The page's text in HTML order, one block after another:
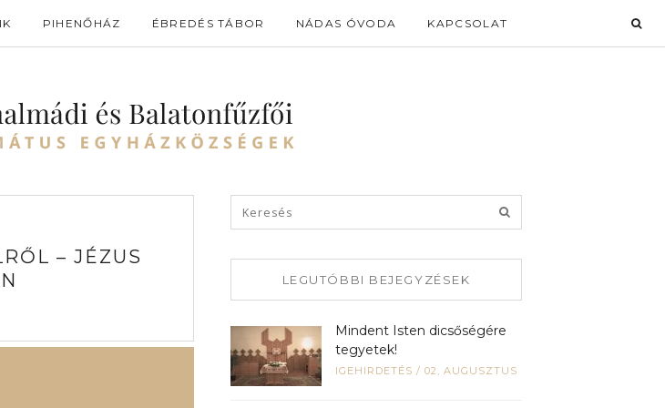
PIHENŐHÁZ ÉBREDÉS TÁBOR NÁDAS ÓVODA KAPCSOLAT
– JÉZUS
LEGUTÓBBI BEJEGYZÉSEK
Mindent Isten dicsőségére
tegyetek!
IGEHIRDETÉS / 02, AUGUSZTUS